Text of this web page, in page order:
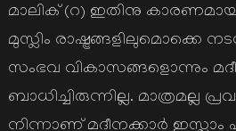
മാലിക് (റ) ഇതിനു
മുസ്ലിം രാഷ്ട്രങ്ങളിലുമൊക്കെ
സംഭവ വികാസങ്ങളൊന്നും
ബാധിച്ചിരുന്നില്ല. മാത്രമല്ല
നിന്നാണ് മദീനക്കാര്‍ ഇസ്ലാം